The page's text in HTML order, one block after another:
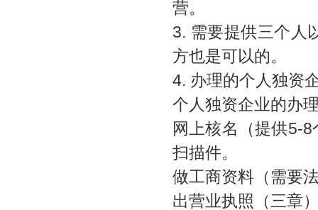
营。
3. 需要提供三个人
方也是可以的。
4. 办理的个人独资
个人独资企业的办
网上核名（提供5-
扫描件。
做工商资料（需要
出营业执照（三章